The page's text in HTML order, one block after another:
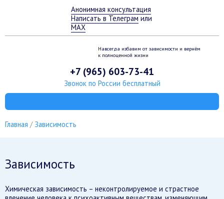
Анонимная консультация
Написать в Телеграм или
MAX
Навсегда избавим от зависимости и вернём
к полноценной жизни
+7 (965) 603-73-41
Звонок по России бесплатный
Главная Зависимость
Зависимость
Химическая зависимость – неконтролируемое и страстное